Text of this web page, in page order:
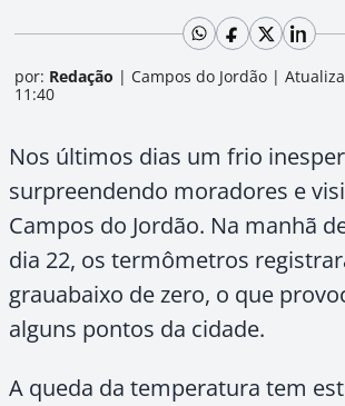
por: Redação | Campos do Jordão |
11:40
Nos últimos dias um frio
surpreendendo moradores e
Campos do Jordão. Na manhã
dia 22, os termômetros
grauabaixo de zero, o que
alguns pontos da cidade.
A queda da temperatura tem